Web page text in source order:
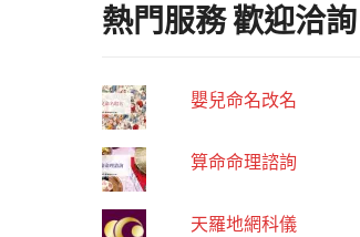
熱門服務 歡迎洽詢
嬰兒命名改名
算命命理諮詢
天羅地網科儀